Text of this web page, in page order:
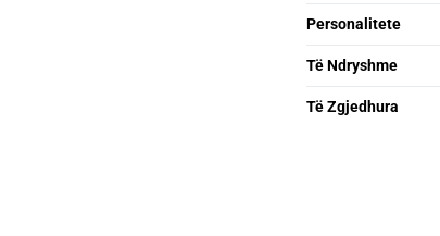
Personalitete
Të Ndryshme
Të Zgjedhura